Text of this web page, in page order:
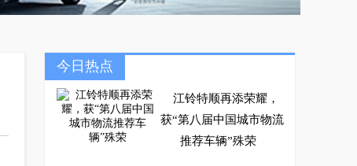
今日热点
江铃特顺再添荣耀，
获“第八届中国城市物流
推荐车辆”殊荣